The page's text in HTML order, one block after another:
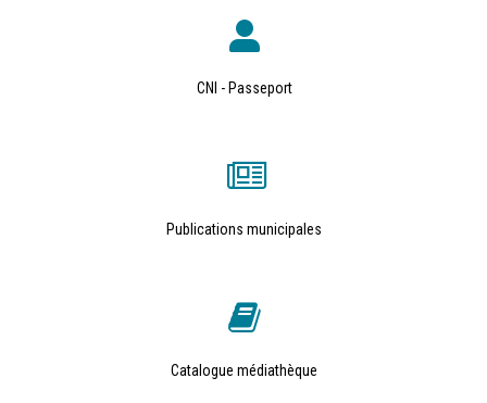
CNI - Passeport
Publications municipales
Catalogue médiathèque